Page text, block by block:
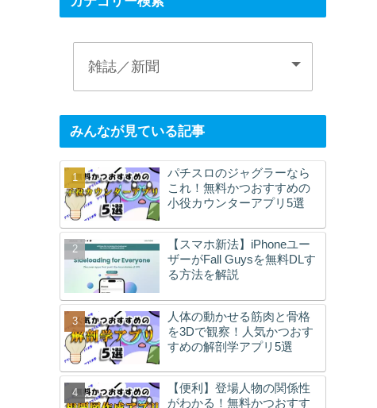
みんなが見ている記事
パチスロのジャグラーなら
これ！無料かつおすすめの
小役カウンターアプリ5選
【スマホ新法】iPhoneユー
ザーがFall Guysを無料DLす
る方法を解説
人体の動かせる筋肉と骨格
を3Dで観察！人気かつおす
すめの解剖学アプリ5選
【便利】登場人物の関係性
がわかる！無料かつおすす